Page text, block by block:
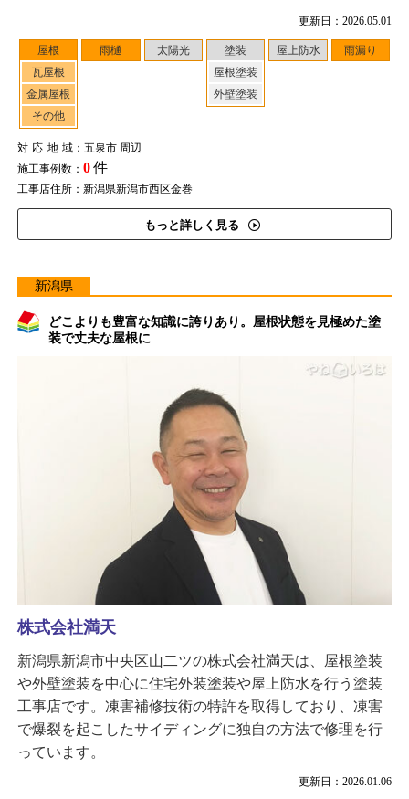
更新日：2026.05.01
屋根
瓦屋根
金属屋根
その他
雨樋 太陽光
塗装
屋根塗装
外壁塗装
屋上防水 雨漏り
対応地域：五泉市 周辺
施工事例数： 0件
工事店住所：新潟県新潟市西区金巻
もっと詳しく見る
新潟県
どこよりも豊富な知識に誇りあり。屋根状態を見極めた塗
装で丈夫な屋根に
更新日：2026.01.06
株式会社満天
新潟県新潟市中央区山二ツの株式会社満天は、屋根塗装
や外壁塗装を中心に住宅外装塗装や屋上防水を行う塗装
工事店です。凍害補修技術の特許を取得しており、凍害
で爆裂を起こしたサイディングに独自の方法で修理を行
っています。